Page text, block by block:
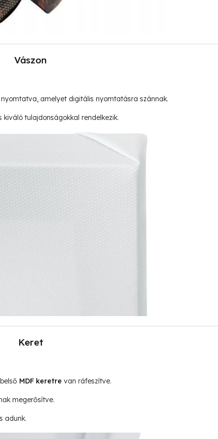
Vászon
amelyet digitális nyomtatásra szánnak.
tulajdonságokkal rendelkezik.
Keret
MDF keretre van ráfeszítve.
megerősítve.
adunk.